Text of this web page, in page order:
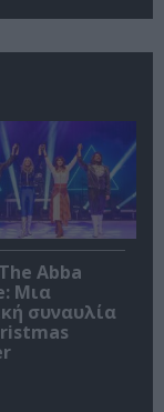
Abba
Μια
συναυλία